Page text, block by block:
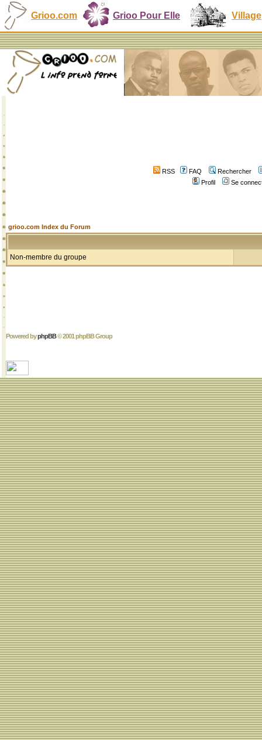
Grioo.com Grioo Pour Elle Village
RSS FAQ
Rechercher
Profil
Se
grioo.com Index du Forum
Non-membre du groupe
Powered byphpBB© 2001 phpBB Group